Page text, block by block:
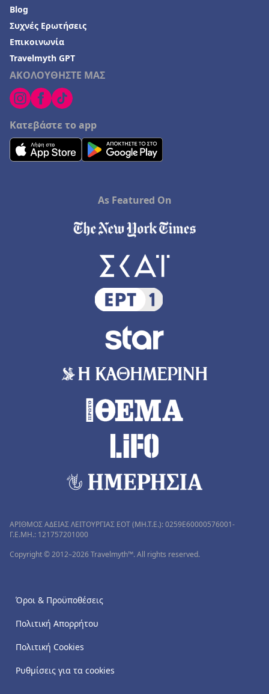
ΑΚΟΛΟΥΘΗΣΤΕ ΜΑΣ
Κατεβάστε το app
Blog
Συχνές Ερωτήσεις
Επικοινωνία
Travelmyth GPT
As Featured On
ΑΡΙΘΜΟΣ ΑΔΕΙΑΣ ΛΕΙΤΟΥΡΓΙΑΣ ΕΟΤ (MH.T.E.): 0259Ε60000576001-
Γ.Ε.ΜΗ.: 121757201000
Copyright © 2012–2026 Travelmyth™. All rights reserved.
Όροι & Προϋποθέσεις
Πολιτική Απορρήτου
Πολιτική Cookies
Ρυθμίσεις για τα cookies